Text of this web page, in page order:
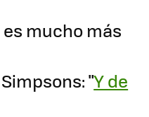
mucho más
"Y de